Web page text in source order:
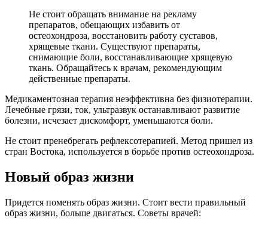
Не стоит обращать внимание на рекламу
препаратов, обещающих избавить от
остеохондроза, восстановить работу суставов,
хрящевые ткани. Существуют препараты,
снимающие боли, восстанавливающие хрящевую
ткань. Обращайтесь к врачам, рекомендующим
действенные препараты.
Медикаментозная терапия неэффективна без физиотерапии.
Лечебные грязи, ток, ультразвук останавливают развитие
болезни, исчезает дискомфорт, уменьшаются боли.
Не стоит пренебрегать рефлексотерапией. Метод пришел из
стран Востока, используется в борьбе против остеохондроза.
Новый образ жизни
Придется поменять образ жизни. Стоит вести правильный
образ жизни, больше двигаться. Советы врачей: